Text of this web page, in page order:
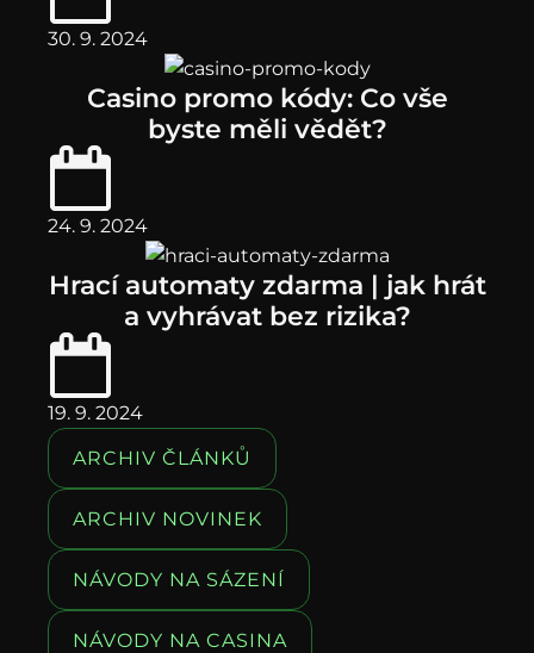
30. 9. 2024
Casino promo kódy: Co vše
byste měli vědět?
24. 9. 2024
Hrací automaty zdarma | jak hrát
a vyhrávat bez rizika?
19. 9. 2024
ARCHIV ČLÁNKŮ
ARCHIV NOVINEK
NÁVODY NA SÁZENÍ
NÁVODY NA CASINA